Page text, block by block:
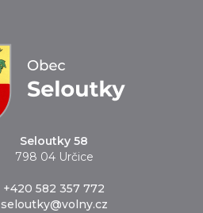
Seloutky 58
798 04 Určice
+420 582 357 772
seloutky@volny.cz